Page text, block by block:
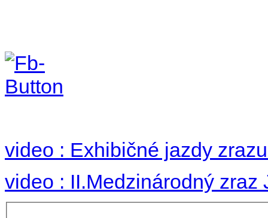
video : Exhibičné jazdy
video : II.Medzinárodný zraz